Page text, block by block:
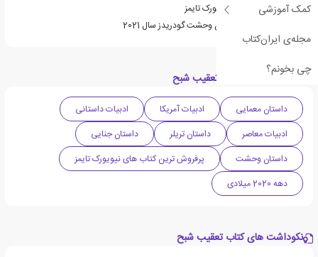
کمک آموزشی
مجله‌ی ایران‌کتاب
چی بخونم؟
از کتاب های پرفروش نیویورک تایمز
نامزد جایزه بهترین داستان وحشت گودریدز سال 2021
دسته بندی های کتاب تعقیب شبح
داستان معمایی ادبیات آمریکا
ادبیات داستانی
ادبیات معاصر
داستان تریلر
داستان جنایی
داستان وحشت
پرفروش ترین کتاب های نیویورک تایمز
دهه 2020 میلادی
نکوداشت های کتاب تعقیب شبح